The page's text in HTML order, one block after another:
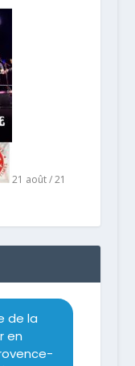
21 août / 21